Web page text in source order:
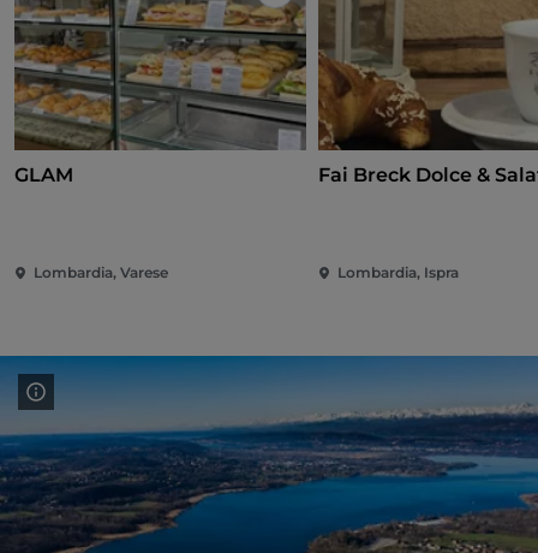
GLAM
Lombardia, Varese
Fai Breck Dolce &
Lombardia, Ispra